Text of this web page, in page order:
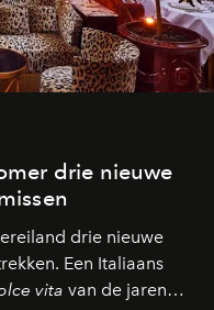
drie nieuwe
drie nieuwe
Een Italiaans
vita van de jaren